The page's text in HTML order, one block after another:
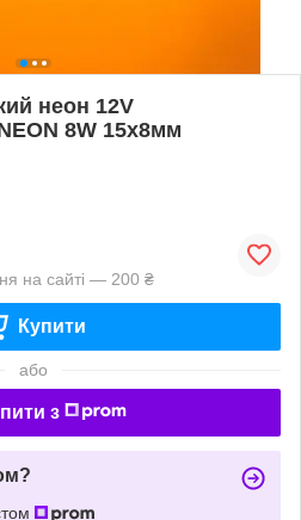
неон 12V
8W 15x8мм
на сайті — 200 ₴
Купити
або
з